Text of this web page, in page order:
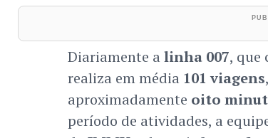
Diariamente a linha 007, que
realiza em média 101 viagens
aproximadamente oito
período de atividades, a